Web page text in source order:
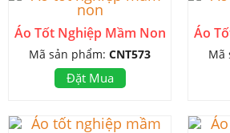
Áo Tốt Nghiệp Mầm Non
Mã sản phẩm: CNT573
Đặt Mua
Áo
Mã